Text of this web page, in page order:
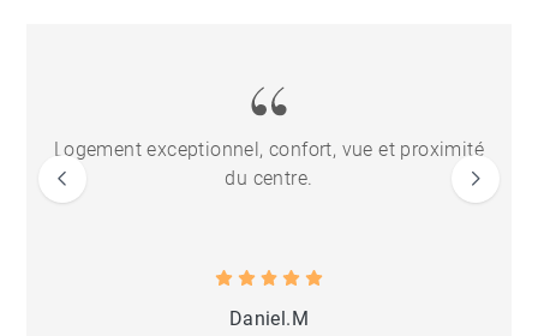
Logement exceptionnel, confort, vue et proximité
du centre.
Daniel.M